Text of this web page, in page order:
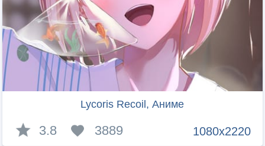
Lycoris Recoil, Аниме
1080x2220
3.8 3889